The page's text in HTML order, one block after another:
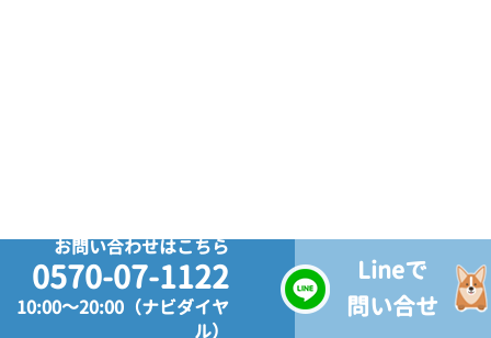
お問い合わせはこちら
0570-07-1122
10:00～20:00（ナビダイヤ
ル）
Lineで
問い合せ